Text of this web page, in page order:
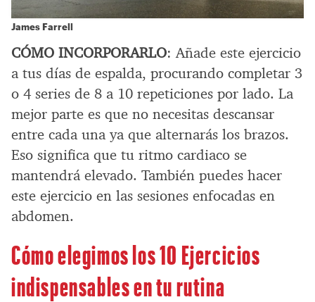
James Farrell
CÓMO INCORPORARLO: Añade este ejercicio
a tus días de espalda, procurando completar 3
o 4 series de 8 a 10 repeticiones por lado. La
mejor parte es que no necesitas descansar
entre cada una ya que alternarás los brazos.
Eso significa que tu ritmo cardiaco se
mantendrá elevado. También puedes hacer
este ejercicio en las sesiones enfocadas en
abdomen.
Cómo elegimos los 10 Ejercicios
indispensables en tu rutina